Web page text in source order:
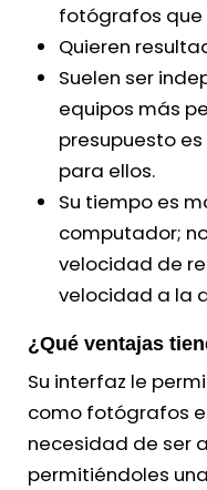
fotógrafos que
Quieren
Suelen ser
equipos más
presupuesto
para ellos.
Su tiempo es
computador;
velocidad de
velocidad a la
¿Qué ventajas
Su interfaz le
como fotógrafos
necesidad de ser
permitiéndoles